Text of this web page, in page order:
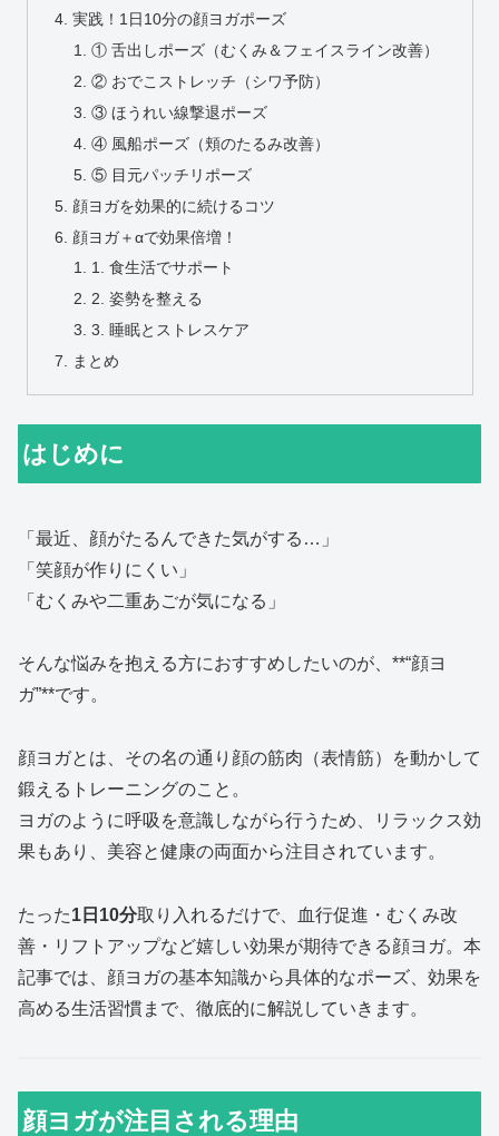
実践！1日10分の顔ヨガポーズ
① 舌出しポーズ（むくみ＆フェイスライン改善）
② おでこストレッチ（シワ予防）
③ ほうれい線撃退ポーズ
④ 風船ポーズ（頬のたるみ改善）
⑤ 目元パッチリポーズ
顔ヨガを効果的に続けるコツ
顔ヨガ＋αで効果倍増！
1. 食生活でサポート
2. 姿勢を整える
3. 睡眠とストレスケア
まとめ
はじめに
「最近、顔がたるんできた気がする…」
「笑顔が作りにくい」
「むくみや二重あごが気になる」
そんな悩みを抱える方におすすめしたいのが、**“顔ヨ
ガ”**です。
顔ヨガとは、その名の通り顔の筋肉（表情筋）を動かして
鍛えるトレーニングのこと。
ヨガのように呼吸を意識しながら行うため、リラックス効
果もあり、美容と健康の両面から注目されています。
たった1日10分取り入れるだけで、血行促進・むくみ改
善・リフトアップなど嬉しい効果が期待できる顔ヨガ。本
記事では、顔ヨガの基本知識から具体的なポーズ、効果を
高める生活習慣まで、徹底的に解説していきます。
顔ヨガが注目される理由